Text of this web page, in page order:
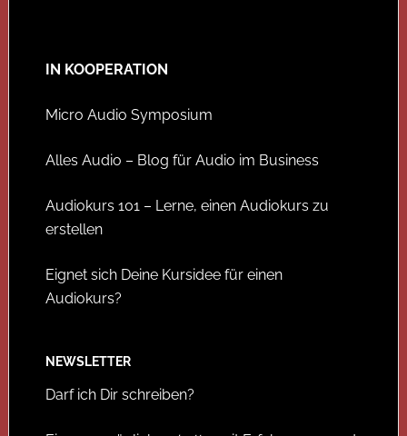
IN KOOPERATION
Micro Audio Symposium
Alles Audio – Blog für Audio im Business
Audiokurs 101 – Lerne, einen Audiokurs zu
erstellen
Eignet sich Deine Kursidee für einen
Audiokurs?
NEWSLETTER
Darf ich Dir schreiben?